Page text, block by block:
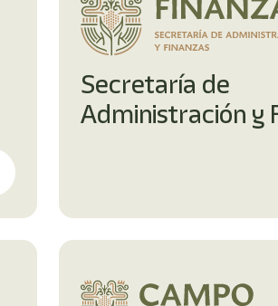
Secretaría de
Administración y